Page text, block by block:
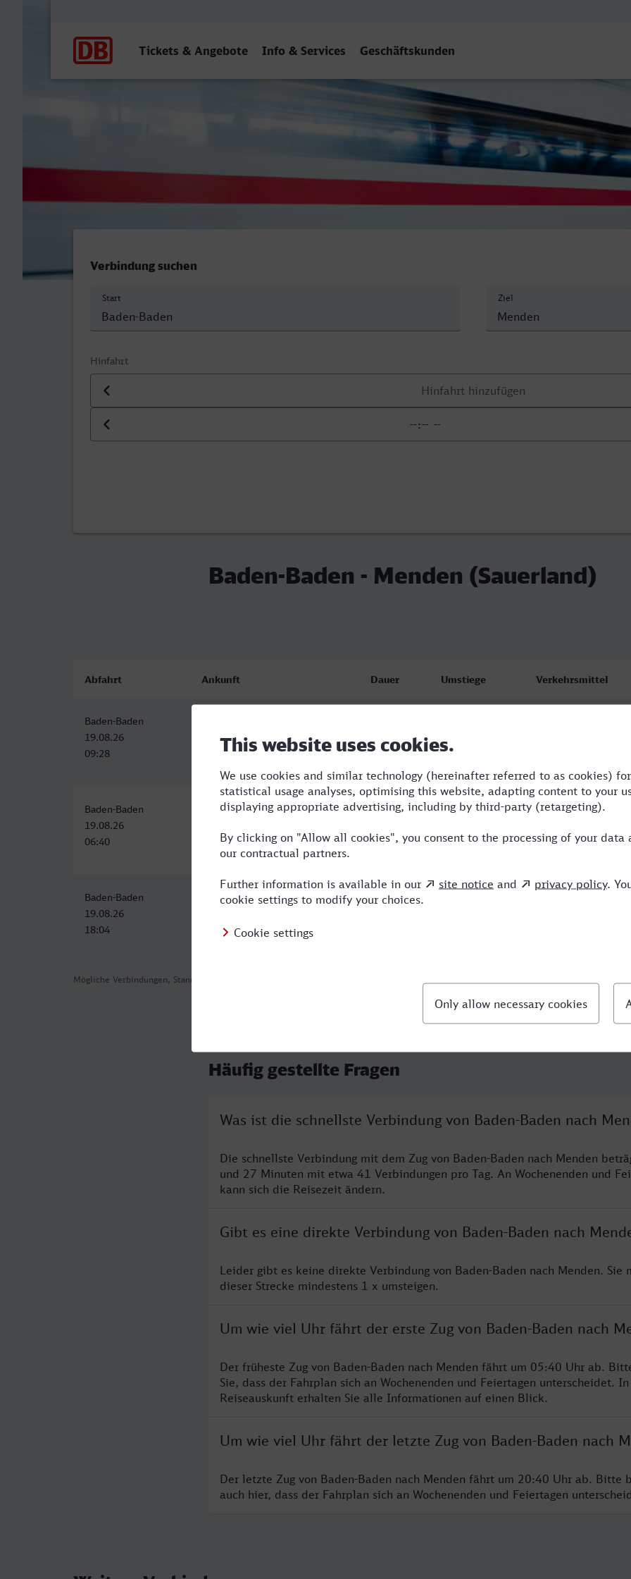
Tickets & Angebote Info & Services Geschäftskunden
Baden-Baden - Menden (Sauerland)
Verbindung suchen
Start Ziel
Hinfahrt
Datum der Hinfahrt
Uhrzeit der Hinfahrt
Baden-Baden - Menden (Sauerland)
Mögliche Verbindungen, Stand: 2026-08-05 05:56
Abfahrt Ankunft Dauer Umstiege Verkehrsmittel
Baden-Baden
19.08.26
09:28
19.08.26
13:55
Baden-Baden
19.08.26
06:40
Menden (Sauerland)
11:13
4:33 2 RB,RE,ICE
Baden-Baden
19.08.26
18:04
Menden (Sauerland)
23:09
5:05
Häufig gestellte Fragen
Was ist die schnellste Verbindung von Baden-Baden nach
Die schnellste Verbindung mit dem Zug von Baden-Baden nach Menden
und 27 Minuten mit etwa 41 Verbindungen pro Tag. An Wochenenden und
kann sich die Reisezeit ändern.
Gibt es eine direkte Verbindung von Baden-Baden nach
Leider gibt es keine direkte Verbindung von Baden-Baden nach Menden. Sie
dieser Strecke mindestens 1 x umsteigen.
Um wie viel Uhr fährt der erste Zug von Baden-Baden nach
Der früheste Zug von Baden-Baden nach Menden fährt um 05:40 Uhr ab.
Sie, dass der Fahrplan sich an Wochenenden und Feiertagen unterscheidet.
Reiseauskunft erhalten Sie alle Informationen auf einen Blick.
Um wie viel Uhr fährt der letzte Zug von Baden-Baden nach
Der letzte Zug von Baden-Baden nach Menden fährt um 20:40 Uhr ab. Bitte
auch hier, dass der Fahrplan sich an Wochenenden und Feiertagen